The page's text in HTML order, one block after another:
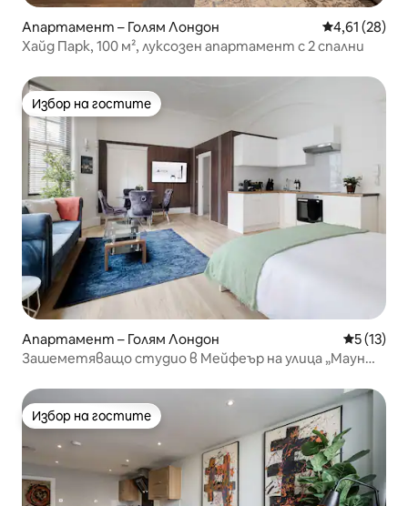
Апартамент – Голям Лондон Средна
4,61 (28)
Хайд Парк, 100 м², луксозен апартамент с 2 спални
Избор на гостите
Избор на гостите
Апартамент – Голям Лондон Средна
5 (13)
Зашеметяващо студио в Мейфеър на улица „Маунт“
Избор на гостите
Избор на гостите